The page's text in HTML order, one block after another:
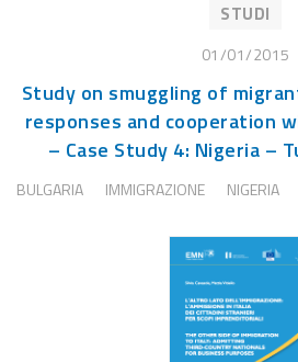
STUDI
01/01/2015
Study on smuggling of
responses and cooperation
– Case Study 4: Nigeria –
BULGARIA IMMIGRAZIONE NIGERIA